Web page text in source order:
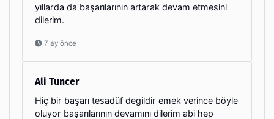
yıllarda da başarılarının artarak devam etmesini
dilerim.
7 ay önce
Ali Tuncer
Hiç bir başarı tesadüf degildir emek verince böyle
oluyor başarılarının devamını dilerim abi hep